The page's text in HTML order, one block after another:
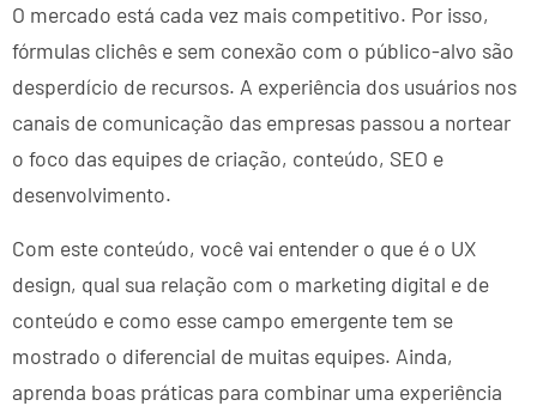
O mercado está cada vez mais competitivo. Por isso,
fórmulas clichês e sem conexão com o público-alvo são
desperdício de recursos. A experiência dos usuários nos
canais de comunicação das empresas passou a nortear
o foco das equipes de criação, conteúdo, SEO e
desenvolvimento.
Com este conteúdo, você vai entender o que é o UX
design, qual sua relação com o marketing digital e de
conteúdo e como esse campo emergente tem se
mostrado o diferencial de muitas equipes. Ainda,
aprenda boas práticas para combinar uma experiência